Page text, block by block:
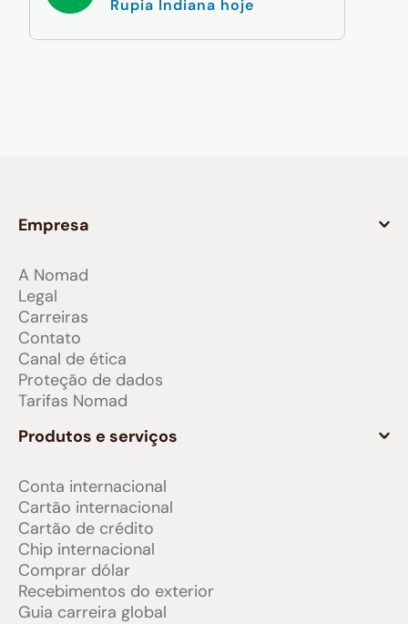
Rupia Indiana hoje
Empresa
A Nomad
Legal
Carreiras
Contato
Canal de ética
Proteção de dados
Tarifas Nomad
Produtos e serviços
Conta internacional
Cartão internacional
Cartão de crédito
Chip internacional
Comprar dólar
Recebimentos do exterior
Guia carreira global